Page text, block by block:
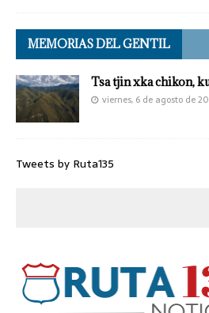
MEMORIAS DEL GENTIL
Tsa tjin xka chikon,
viernes, 6 de agosto de
Tweets by Ruta135